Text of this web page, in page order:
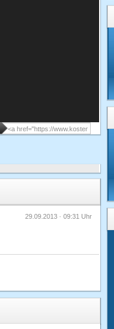
29.09.2013 · 09:31 Uhr